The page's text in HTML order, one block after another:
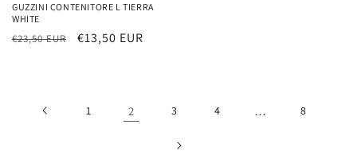
GUZZINI CONTENITORE L TIERRA
WHITE
Prezzo
€23,50 EUR
Prezzo
€13,50 EUR
1 2 3 4 … 8